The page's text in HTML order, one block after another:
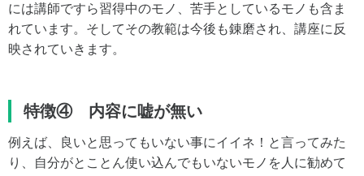
には講師ですら習得中のモノ、苦手としているモノも含ま
れています。そしてその教範は今後も錬磨され、講座に反
映されていきます。
特徴④ 内容に嘘が無い
例えば、良いと思ってもいない事にイイネ！と言ってみた
り、自分がとことん使い込んでもいないモノを人に勧めて